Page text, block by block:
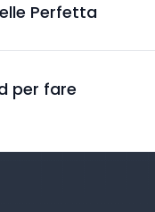
Perfetta
per fare